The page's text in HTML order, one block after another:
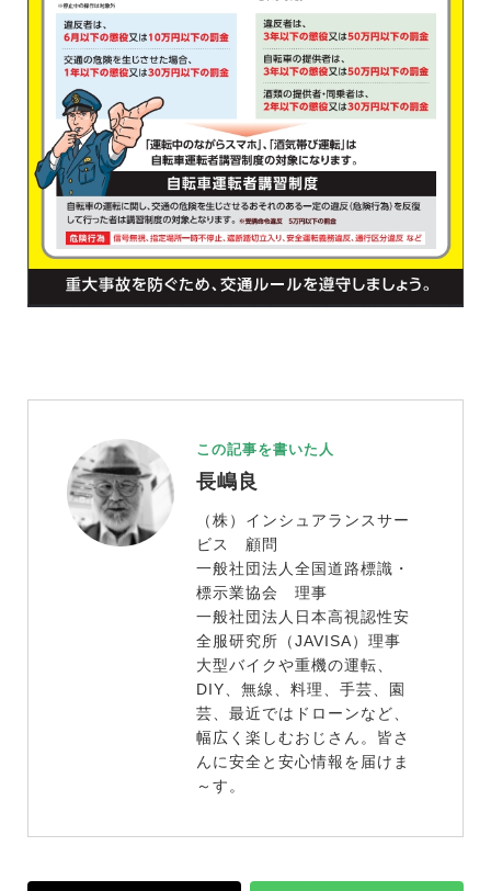
この記事を書いた人
長嶋良
（株）インシュアランスサー
ビス 顧問
一般社団法人全国道路標識・
標示業協会 理事
一般社団法人日本高視認性安
全服研究所（JAVISA）理事
大型バイクや重機の運転、
DIY、無線、料理、手芸、園
芸、最近ではドローンなど、
幅広く楽しむおじさん。皆さ
んに安全と安心情報を届けま
～す。